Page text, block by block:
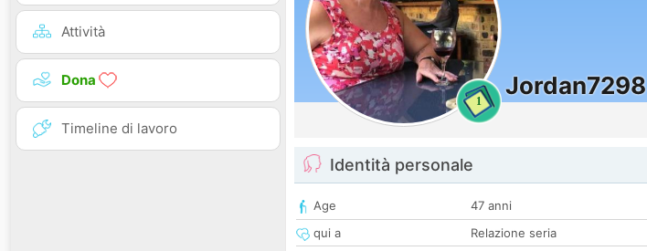
Attività
Dona
Timeline di lavoro
1
Jordan7298
Identità personale
Age
47 anni
qui a
Relazione seria